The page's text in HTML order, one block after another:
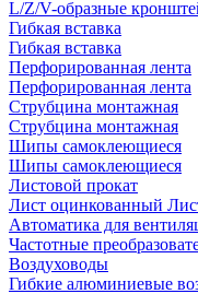
L/Z/V-образные
Гибкая вставка
Гибкая вставка
Перфорированная лента
Перфорированная лента
Струбцина монтажная
Струбцина монтажная
Шипы самоклеющиеся
Шипы самоклеющиеся
Листовой прокат
Лист оцинкованный
Автоматика для
Частотные
Воздуховоды
Гибкие алюминиевые